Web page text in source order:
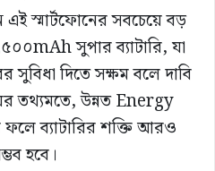
স্মার্টফোনের সবচেয়ে বড়
সুপার ব্যাটারি, যা
সুবিধা দিতে সক্ষম বলে দাবি
তথ্যমতে, উন্নত Energy
ফলে ব্যাটারির শক্তি আরও
হবে।